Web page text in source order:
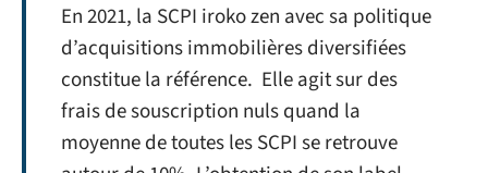
En 2021, la SCPI iroko zen avec sa politique
d’acquisitions immobilières diversifiées
constitue la référence. Elle agit sur des
frais de souscription nuls quand la
moyenne de toutes les SCPI se retrouve